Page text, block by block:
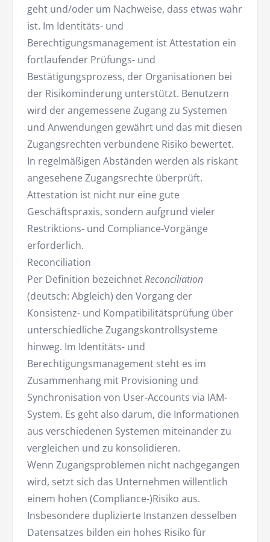
geht und/oder um Nachweise, dass etwas wahr
ist. Im Identitäts- und
Berechtigungsmanagement ist Attestation ein
fortlaufender Prüfungs- und
Bestätigungsprozess, der Organisationen bei
der Risikominderung unterstützt. Benutzern
wird der angemessene Zugang zu Systemen
und Anwendungen gewährt und das mit diesen
Zugangsrechten verbundene Risiko bewertet.
In regelmäßigen Abständen werden als riskant
angesehene Zugangsrechte überprüft.
Attestation ist nicht nur eine gute
Geschäftspraxis, sondern aufgrund vieler
Restriktions- und Compliance-Vorgänge
erforderlich.
Reconciliation
Per Definition bezeichnetReconciliation
(deutsch: Abgleich) den Vorgang der
Konsistenz- und Kompatibilitätsprüfung über
unterschiedliche Zugangskontrollsysteme
hinweg. Im Identitäts- und
Berechtigungsmanagement steht es im
Zusammenhang mit Provisioning und
Synchronisation von User-Accounts via IAM-
System. Es geht also darum, die Informationen
aus verschiedenen Systemen miteinander zu
vergleichen und zu konsolidieren.
Wenn Zugangsproblemen nicht nachgegangen
wird, setzt sich das Unternehmen willentlich
einem hohen (Compliance-)Risiko aus.
Insbesondere duplizierte Instanzen desselben
Datensatzes bilden ein hohes Risiko für